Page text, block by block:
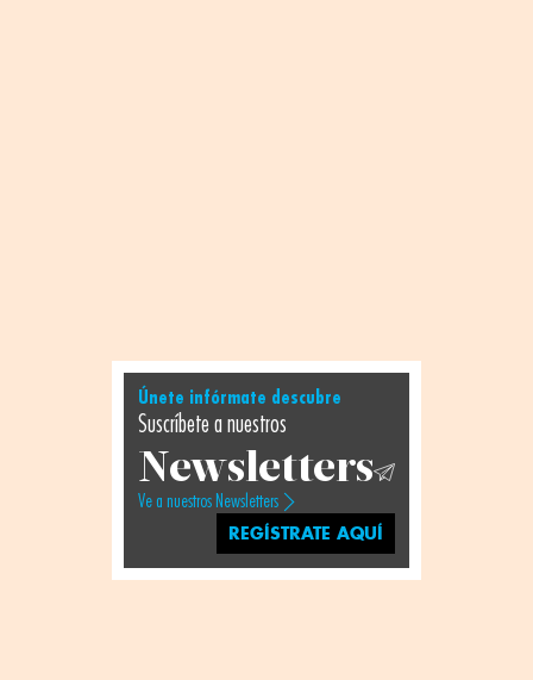
Únete infórmate descubre
Suscríbete a nuestros
Newsletters
Ve a nuestros Newsletters
REGÍSTRATE AQUÍ